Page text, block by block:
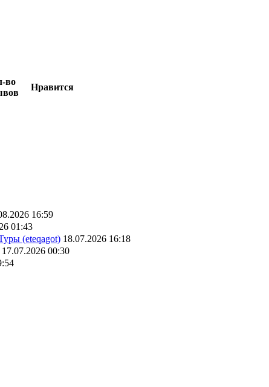
во
Нравится
16:59
01:43
(eteqagot) 18.07.2026 16:18
17.07.2026 00:30